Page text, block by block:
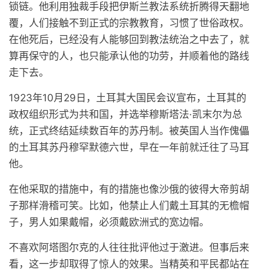
锁链。他利用独裁手段把伊斯兰教法系统折腾得天翻地
覆，人们接触不到正式的宗教教育，习惯了世俗政权。
在他死后，已经没有人能够回到教法统治之中去了，就
算再保守的人，也只能承认他的功劳，并顺着他的路线
走下去。
1923年10月29日，土耳其大国民会议宣布，土耳其的
政权组织形式为共和国，并选举穆斯塔法·凯末尔为总
统，正式终结延续数百年的苏丹制。被英国人当作傀儡
的土耳其苏丹穆罕默德六世，早在一年前就迁往了马耳
他。
在他采取的措施中，有的措施也像沙俄的彼得大帝剪胡
子那样滑稽可笑。比如，他禁止人们戴土耳其的无檐帽
子，男人如果戴帽，必须戴欧洲式的宽边帽。
不喜欢阿塔图尔克的人往往批评他过于激进。但事后来
看，这一步却取得了惊人的效果。当精英和平民都站在